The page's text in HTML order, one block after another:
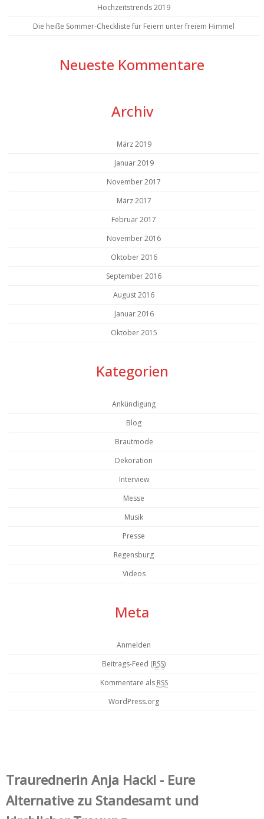
Hochzeitstrends 2019
Die heiße Sommer-Checkliste für Feiern unter freiem Himmel
Neueste Kommentare
Archiv
März 2019
Januar 2019
November 2017
März 2017
Februar 2017
November 2016
Oktober 2016
September 2016
August 2016
Januar 2016
Oktober 2015
Kategorien
Ankündigung
Blog
Brautmode
Dekoration
Interview
Messe
Musik
Presse
Regensburg
Videos
Meta
Anmelden
Beitrags-Feed (RSS)
Kommentare als RSS
WordPress.org
Trauredner‌in Anja Hackl - Eure
Alternative zu Standesamt und